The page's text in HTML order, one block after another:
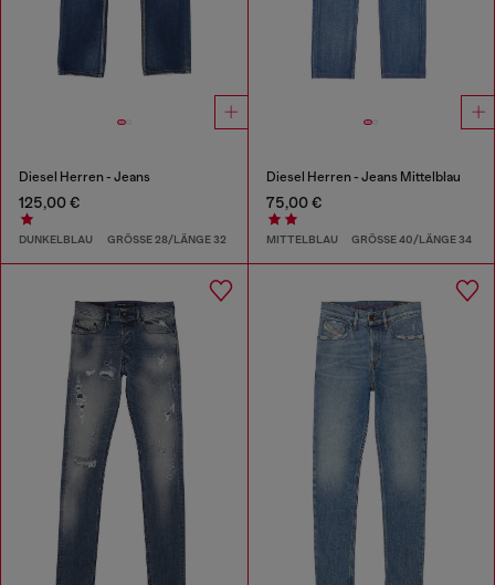
Diesel Herren - Jeans
125,00 €
DUNKELBLAU GRÖSSE 28/LÄNGE 32
Diesel Herren - Jeans Mittelblau
75,00 €
MITTELBLAU GRÖSSE 40/LÄNGE 34